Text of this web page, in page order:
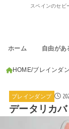
スペインのセビ
ホーム 自由があ
HOME ブレインダ
ブレインダンプ
データリカ